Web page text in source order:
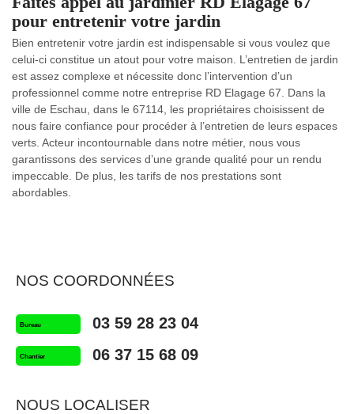
pour entretenir votre jardin
Bien entretenir votre jardin est indispensable si vous voulez que
celui-ci constitue un atout pour votre maison. L’entretien de jardin
est assez complexe et nécessite donc l’intervention d’un
professionnel comme notre entreprise RD Elagage 67. Dans la
ville de Eschau, dans le 67114, les propriétaires choisissent de
nous faire confiance pour procéder à l’entretien de leurs espaces
verts. Acteur incontournable dans notre métier, nous vous
garantissons des services d’une grande qualité pour un rendu
impeccable. De plus, les tarifs de nos prestations sont
abordables.
NOS COORDONNÉES
Bureau 03 59 28 23 04
Chantier 06 37 15 68 09
NOUS LOCALISER